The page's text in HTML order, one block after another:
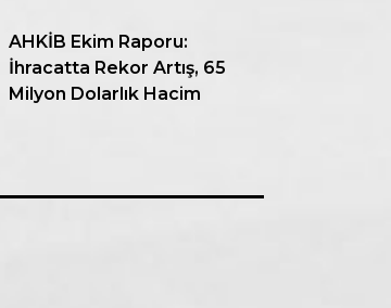
AHKİB Ekim Raporu:
İhracatta Rekor Artış, 65
Milyon Dolarlık Hacim